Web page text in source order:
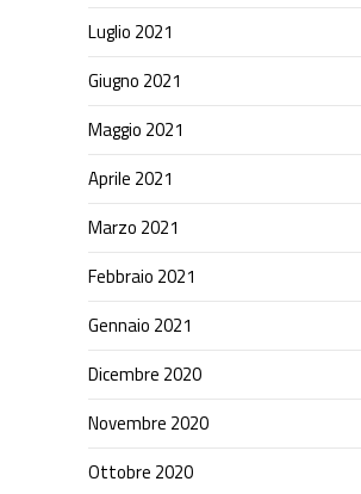
Luglio 2021
Giugno 2021
Maggio 2021
Aprile 2021
Marzo 2021
Febbraio 2021
Gennaio 2021
Dicembre 2020
Novembre 2020
Ottobre 2020